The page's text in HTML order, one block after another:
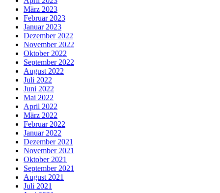
März 2023
Februar 2023
Januar 2023
Dezember 2022
November 2022
Oktober 2022
September 2022
August 2022
Juli 2022
Juni 2022
Mai 2022
April 2022
März 2022
Februar 2022
Januar 2022
Dezember 2021
November 2021
Oktober 2021
September 2021
August 2021
Juli 2021